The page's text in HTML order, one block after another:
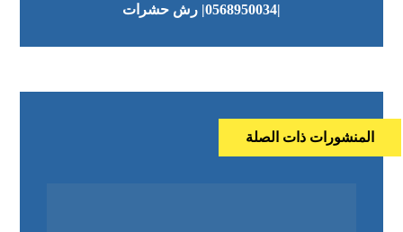
|0568950034| رش حشرات
المنشورات ذات الصلة